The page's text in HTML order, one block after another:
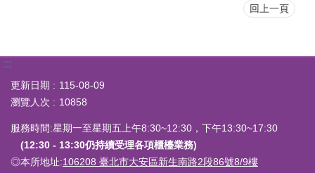
回上一頁
:::
更新日期
115-08-09
瀏覽人次
10858
服務時間:星期一至星期五上午8:30~12:30，下午13:30~17:30
(12:30 - 13:30仍持續受理各項櫃檯業務)
◎本所地址:106208 臺北市大安區新生南路2段86號8/9樓